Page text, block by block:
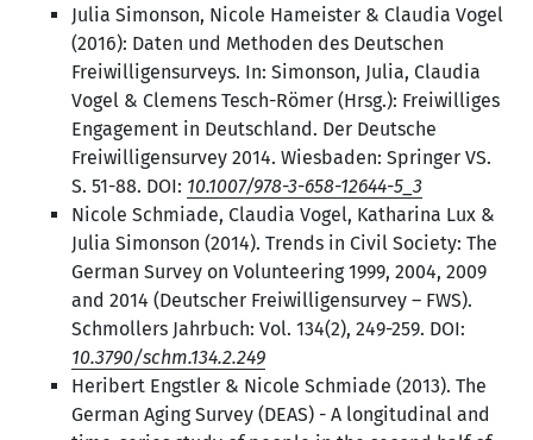
Julia Simonson, Nicole Hameister & Claudia Vogel
(2016): Daten und Methoden des Deutschen
Freiwilligensurveys. In: Simonson, Julia, Claudia
Vogel & Clemens Tesch-Römer (Hrsg.): Freiwilliges
Engagement in Deutschland. Der Deutsche
Freiwilligensurvey 2014. Wiesbaden: Springer VS.
S. 51-88. DOI: 10.1007/978-3-658-12644-5_3
Nicole Schmiade, Claudia Vogel, Katharina Lux &
Julia Simonson (2014). Trends in Civil Society: The
German Survey on Volunteering 1999, 2004, 2009
and 2014 (Deutscher Freiwilligensurvey – FWS).
Schmollers Jahrbuch: Vol. 134(2), 249-259. DOI:
10.3790/schm.134.2.249
Heribert Engstler & Nicole Schmiade (2013). The
German Aging Survey (DEAS) - A longitudinal and